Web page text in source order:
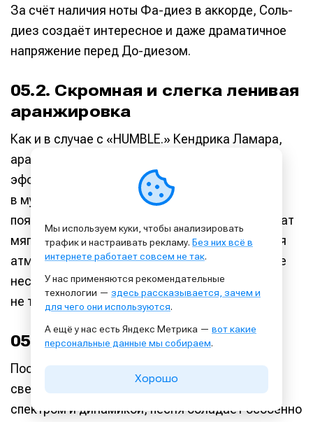
За счёт наличия ноты Фа-диез в аккорде, Соль-
диез создаёт интересное и даже драматичное
напряжение перед До-диезом.
05.2. Скромная и слегка ленивая
аранжировка
Как и в случае с «HUMBLE.» Кендрика Ламара,
аранжировка «Location» показывает
эффективность минимализма и аскетичности
в музыке. Партии инструментов постепенно
появляются и исчезают из аранжировки, звучат
мягко и аккуратно. В итоге в музыке создаётся
атмосферный нарратив: музыка плавно и даже
несколько лениво течёт вперёд, но при этом
не теряет в динамике.
05.3. Глубина микса
Последний характерный элемент трека —
сведение. За счёт манипуляций с частотным
спектром и динамикой, песня обладает особенно
Мы используем куки, чтобы анализировать
трафик и настраивать рекламу. Без них всё в
интернете работает совсем не так.
У нас применяются рекомендательные
технологии — здесь рассказывается, зачем и
для чего они используются.
А ещё у нас есть Яндекс Метрика — вот какие
персональные данные мы собираем.
Хорошо